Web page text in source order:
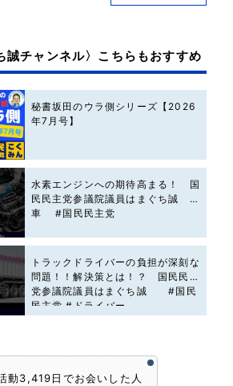
誠チャンネル〉こちらもおすすめ
秘書坂田のウラ側シリーズ【2026
年7月号】
水素エンジンへの期待高まる！ 国
民民主党参議院議員はまぐち誠 #
車 #国民民主党
トラックドライバーの負担が深刻な
問題！！解決策とは！？ 国民民主
党参議院議員はまぐち誠 #国民
民主党 #ドライバー
動3,419日でお会いした人